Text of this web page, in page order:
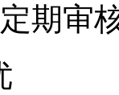
定期审